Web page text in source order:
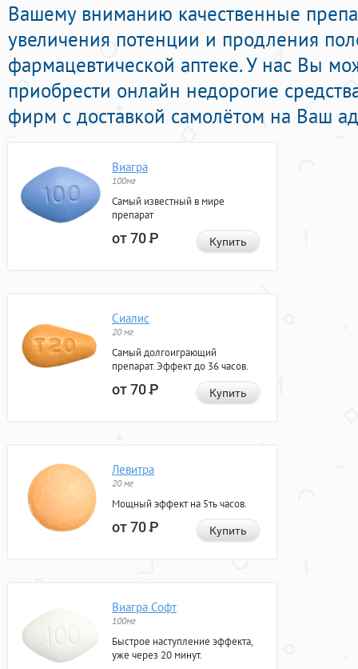
Вашему вниманию качественные
увеличения потенции и продления
фармацевтической аптеке. У нас Вы
приобрести онлайн недорогие
фирм с доставкой самолётом на Ваш
Виагра
100мг
Самый известный в мире
препарат
от 70Р Купить
Сиалис
20 мг
Самый долгоиграющий
препарат. Эффект до 36 часов.
от 70Р Купить
Левитра
20 мг
Мощный эффект на 5ть часов.
от 70Р Купить
Виагра Софт
100мг
Быстрое наступление эффекта,
уже через 20 минут.